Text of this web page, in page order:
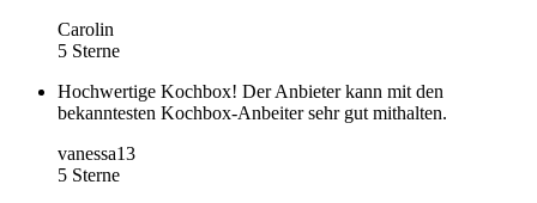
Carolin
5 Sterne
Hochwertige Kochbox! Der Anbieter kann mit den
bekanntesten Kochbox-Anbeiter sehr gut mithalten.
vanessa13
5 Sterne